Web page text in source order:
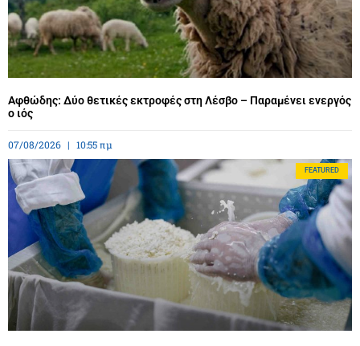
Αφθώδης: Δύο θετικές εκτροφές στη Λέσβο – Παραμένει ενεργός
ο ιός
07/08/2026 10:55 πμ
FEATURED